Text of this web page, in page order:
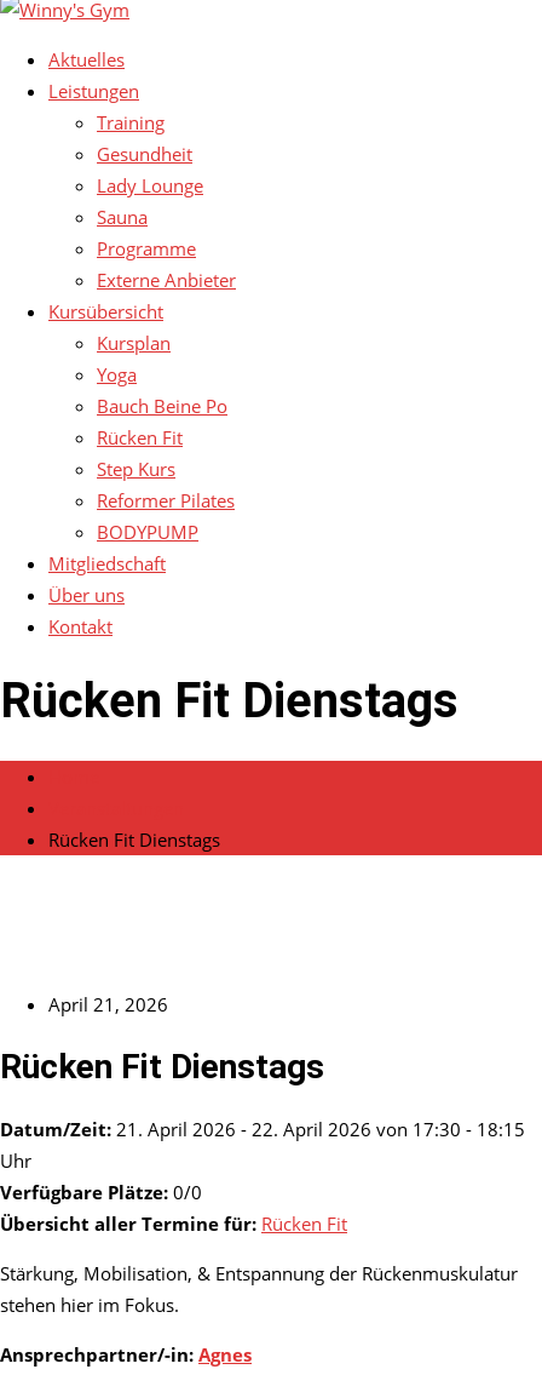
Aktuelles
Leistungen
Training
Gesundheit
Lady Lounge
Sauna
Programme
Externe Anbieter
Kursübersicht
Kursplan
Yoga
Bauch Beine Po
Rücken Fit
Step Kurs
Reformer Pilates
BODYPUMP
Mitgliedschaft
Über uns
Kontakt
Rücken Fit Dienstags
Rücken Fit Dienstags
April 21, 2026
Rücken Fit Dienstags
Datum/Zeit: 21. April 2026 - 22. April 2026 von 17:30 - 18:15
Uhr
Verfügbare Plätze: 0/0
Übersicht aller Termine für: Rücken Fit
Stärkung, Mobilisation, & Entspannung der Rückenmuskulatur
stehen hier im Fokus.
Ansprechpartner/-in: Agnes